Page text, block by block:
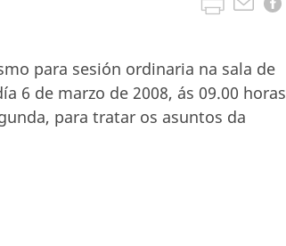
para sesión ordinaria na sala de
6 de marzo de 2008, ás 09.00 horas
para tratar os asuntos da